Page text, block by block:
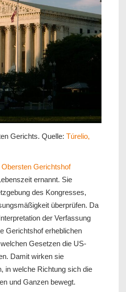
Gerichts. Quelle: Túrelio,
Obersten Gerichtshof
ernannt. Sie
des Kongresses,
überprüfen. Da
der Verfassung
Gerichtshof erheblichen
Gesetzen die US-
Damit wirken sie
in welche Richtung sich die
und Ganzen bewegt.